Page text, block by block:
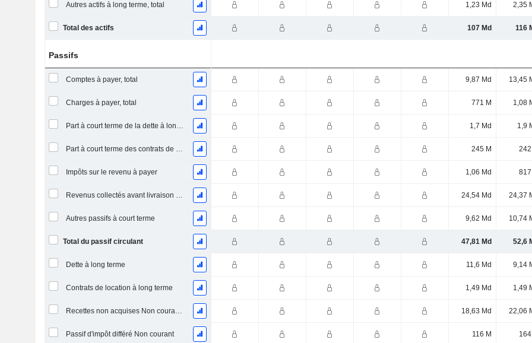
Autres actifs à long terme, total 1,23 Md 2,35
Total des actifs 107 Md 116
Passifs
Comptes à payer, total 9,87 Md 13,45
Charges à payer, total 771 M 1,08
Part à court terme de la dette à long terme 1,7 Md 1,9
Part à court terme des contrats de location 245 M 242
Impôts sur le revenu à payer 1,06 Md 817
Revenus collectés avant livraison du produit/service 24,54 Md 24,37
Autres passifs à court terme 9,62 Md 10,74
Total du passif circulant 47,81 Md 52,6
Dette à long terme 11,6 Md 9,14
Contrats de location à long terme 1,49 Md 1,49
Recettes non acquises Non courantes 18,63 Md 22,06
Passif d'impôt différé Non courant 116 M 164